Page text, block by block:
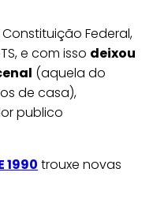
Federal,
e com isso deixou
(aquela do
de casa),
publico
1990 trouxe novas